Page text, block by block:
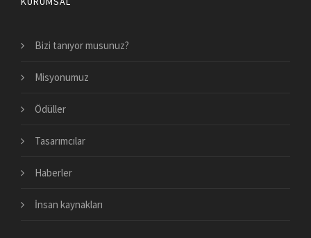
Bizi tanıyor musunuz?
Misyonumuz
Ödüller
Tasarımcılar
Haberler
İnsan kaynakları